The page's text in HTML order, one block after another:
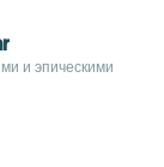
и эпическими